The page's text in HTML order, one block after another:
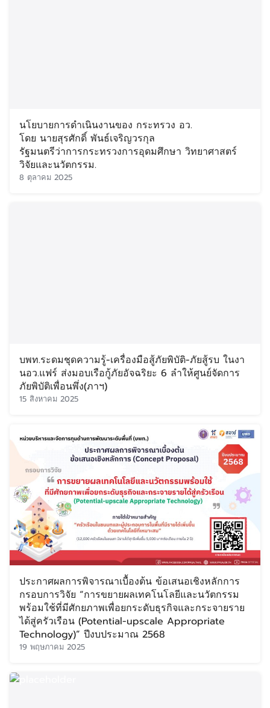
นโยบายการดำเนินงานของ กระทรวง อว.
โดย นายสุรศักดิ์ พันธ์เจริญวรกุล
รัฐมนตรีว่าการกระทรวงการอุดมศึกษา วิทยาศาสตร์
วิจัยและนวัตกรรม.
8 ตุลาคม 2025
บพท.ระดมชุดความรู้-เครื่องมือสู้ภัยพิบัติ-ภัยสู้รบ ในงา
นอว.แฟร์ ส่งมอบเรือกู้ภัยอัจฉริยะ 6 ลำให้ศูนย์จัดการ
ภัยพิบัติเพื่อนพึ่ง(ภาฯ)
15 สิงหาคม 2025
ประกาศผลการพิจารณาเบื้องต้น ข้อเสนอเชิงหลักการ
กรอบการวิจัย “การขยายผลเทคโนโลยีและนวัตกรรม
พร้อมใช้ที่มีศักยภาพเพื่อยกระดับธุรกิจและกระจายราย
ได้สู่ครัวเรือน (Potential-upscale Appropriate
Technology)” ปีงบประมาณ 2568
19 พฤษภาคม 2025